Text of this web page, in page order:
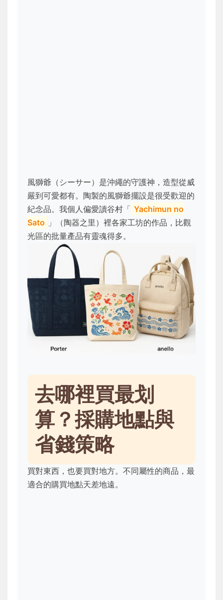
風獅爺（シーサー）是沖繩的守護神，造型從威
嚴到可愛都有。陶製的風獅爺擺設是很受歡迎的
紀念品。我個人偏愛讀谷村「 Yachimun no
Sato
」（陶器之里）裡各家工坊的作品，比觀
光區的批量產品有靈魂得多。
去哪裡買最划
算？採購地點與
省錢策略
買對東西，也要買對地方。不同屬性的商品，最
適合的購買地點天差地遠。